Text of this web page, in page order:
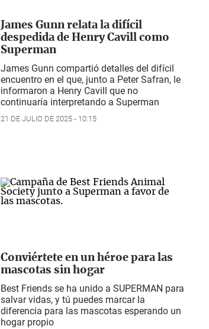
James Gunn relata la difícil
despedida de Henry Cavill como
Superman
James Gunn compartió detalles del difícil
encuentro en el que, junto a Peter Safran, le
informaron a Henry Cavill que no
continuaría interpretando a Superman
21 DE JULIO DE 2025 - 10:15
Conviértete en un héroe para las
mascotas sin hogar
Best Friends se ha unido a SUPERMAN para
salvar vidas, y tú puedes marcar la
diferencia para las mascotas esperando un
hogar propio